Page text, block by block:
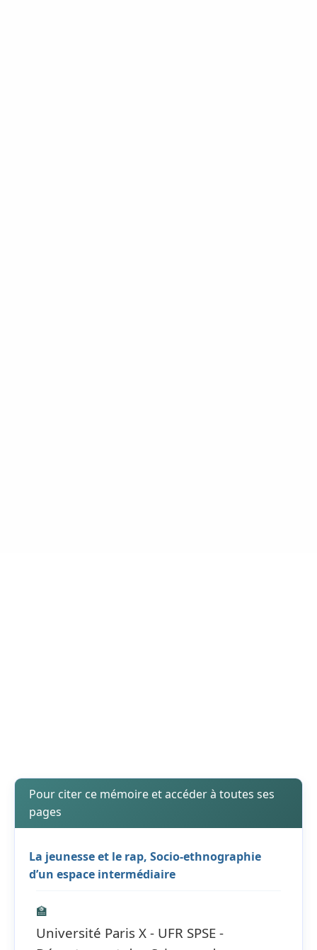
Pour citer ce mémoire et accéder à toutes ses
pages
La jeunesse et le rap, Socio-ethnographie
d’un espace intermédiaire
🏫
Université Paris X - UFR SPSE -